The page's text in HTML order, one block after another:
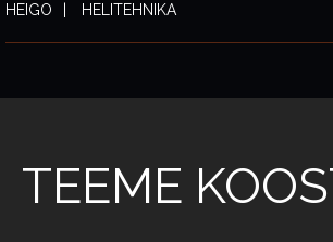
HEIGO HELITEHNIKA
TEEME